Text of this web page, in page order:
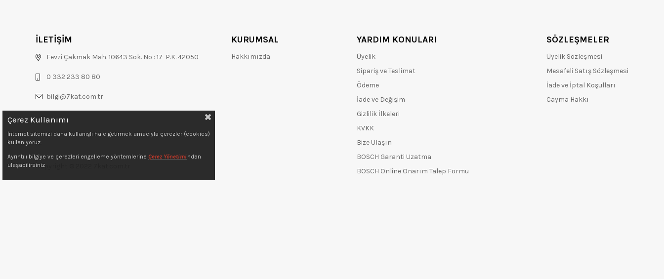
İLETİŞİM
Fevzi Çakmak Mah. 10643 Sok. No : 17 P.K. 42050
0 332 233 80 80
bilgi@7kat.com.tr
Copyright © 2022 7kat.com.tr
KURUMSAL
Hakkımızda
YARDIM KONULARI
Üyelik
Sipariş ve Teslimat
Ödeme
İade ve Değişim
Gizlilik İlkeleri
KVKK
Bize Ulaşın
BOSCH Garanti Uzatma
BOSCH Online Onarım Talep Formu
SÖZLEŞMELER
Üyelik Sözleşmesi
Mesafeli Satış Sözleşmesi
İade ve İptal Koşulları
Cayma Hakkı
Çerez Kullanımı
İnternet sitemizi daha kullanışlı hale getirmek amacıyla çerezler (cookies)
kullanıyoruz.
Ayrıntılı bilgiye ve çerezleri engelleme yöntemlerine Çerez Yönetimi'ndan
ulaşabilirsiniz